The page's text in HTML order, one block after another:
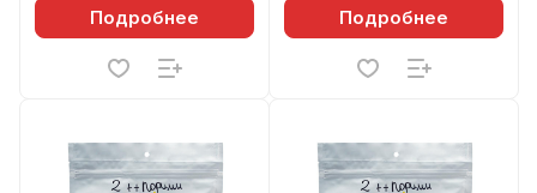
Подробнее Подробнее